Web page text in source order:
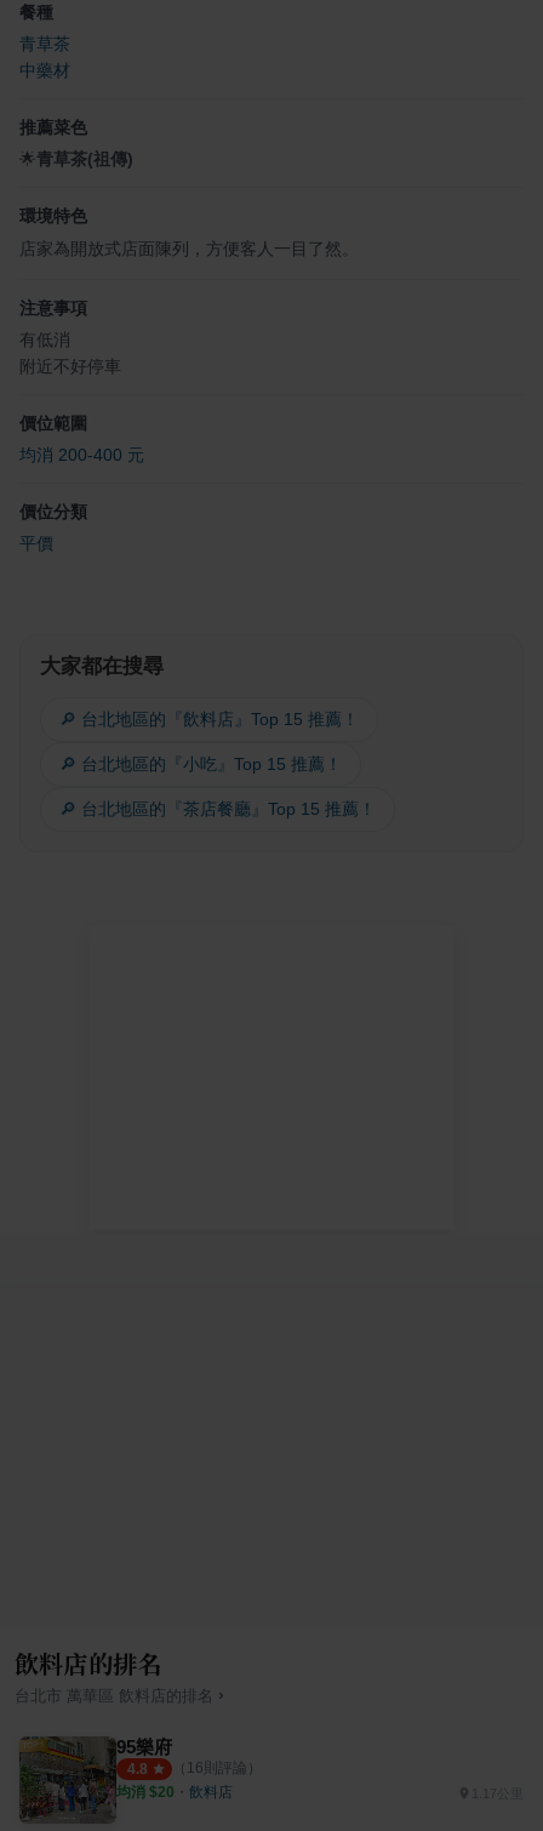
餐種
青草茶
中藥材
推薦菜色
🌟青草茶(祖傳)
環境特色
店家為開放式店面陳列，方便客人一目了然。
注意事項
有低消
附近不好停車
價位範圍
均消 200-400 元
價位分類
平價
大家都在搜尋
🔎 台北地區的『飲料店』Top 15 推薦！
🔎 台北地區的『小吃』Top 15 推薦！
🔎 台北地區的『茶店餐廳』Top 15 推薦！
飲料店的排名
台北市 萬華區 飲料店的排名 ›
95樂府
4.8 （ 16則評論）
均消 $20 ・ 飲料店